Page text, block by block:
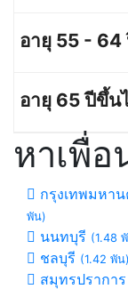
หาเพื่
กรุงเทพมหา
พัน)
นนทบุรี (1.48
ชลบุรี (1.42 พัน)
สมุทรปราการ